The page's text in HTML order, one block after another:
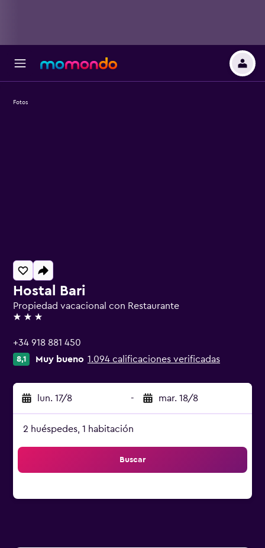
Hostal Bari
Propiedad vacacional con Restaurante
3 estrellas
+34 918 881 450
8,1 Muy bueno 1.094 calificaciones verificadas
lun. 17/8 - mar. 18/8
2 huéspedes, 1 habitación
Buscar
Fotos